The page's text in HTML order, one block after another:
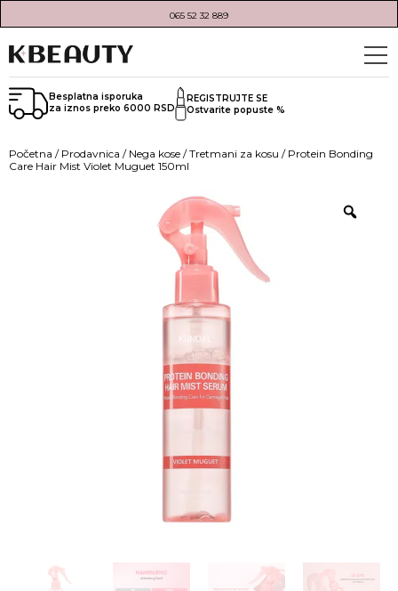
065 52 32 889
Besplatna isporuka
za iznos preko 6000 RSD
REGISTRUJTE SE
Ostvarite popuste %
Početna / Prodavnica / Nega kose /Tretmani za kosu / Protein Bonding
Care Hair Mist Violet Muguet 150ml